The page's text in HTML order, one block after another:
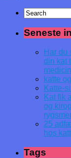
Seneste
Har du
din kat
katte
Katte-
Kat fik
og
25
hos
Tags